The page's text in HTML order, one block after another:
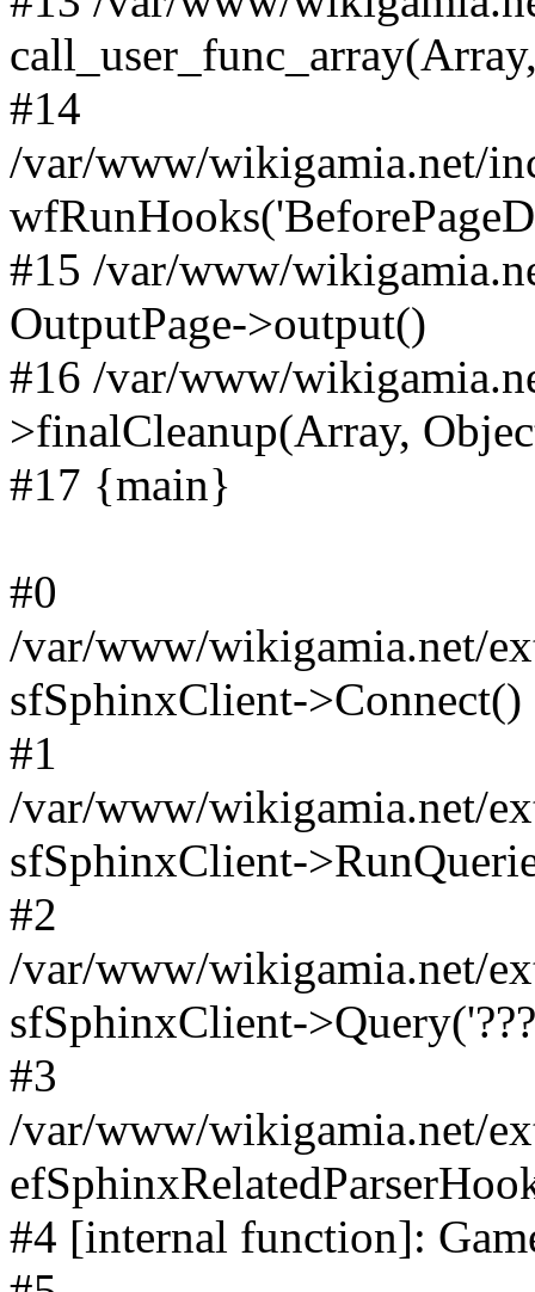
#14
/var/www/wikigamia.net/
#15 /var/www/
OutputPage->output()
#16 /var/www/
>finalCleanup(Array,
#17 {main}
#0
/var/www/wikigamia.net/
sfSphinxClient->Connect()
#1
/var/www/wikigamia.net/
sfSphinxClient-
#2
/var/www/wikigamia.net/
sfSphinxClient-
#3
/var/www/wikigamia.net/
#4 [internal function]: